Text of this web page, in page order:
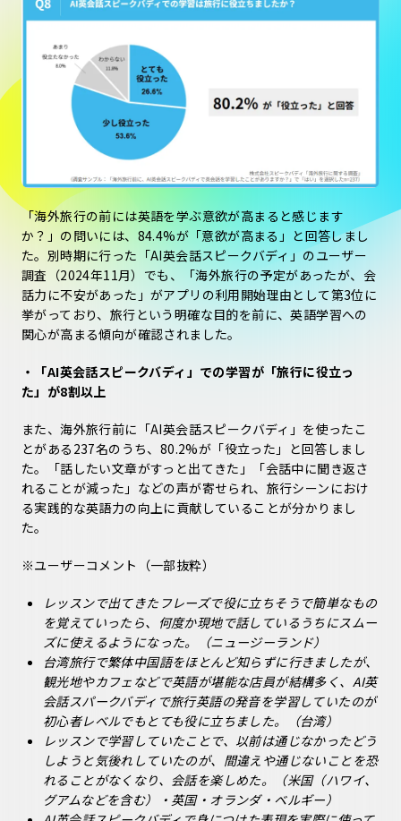
「海外旅行の前には英語を学ぶ意欲が高まると感じます
か？」の問いには、84.4%が「意欲が高まる」と回答しまし
た。別時期に行った「AI英会話スピークバディ」のユーザー
調査（2024年11月）でも、「海外旅行の予定があったが、会
話力に不安があった」がアプリの利用開始理由として第3位に
挙がっており、旅行という明確な目的を前に、英語学習への
関心が高まる傾向が確認されました。
・「AI英会話スピークバディ」での学習が「旅行に役立っ
た」が8割以上
また、海外旅行前に「AI英会話スピークバディ」を使ったこ
とがある237名のうち、80.2%が「役立った」と回答しまし
た。「話したい文章がすっと出てきた」「会話中に聞き返さ
れることが減った」などの声が寄せられ、旅行シーンにおけ
る実践的な英語力の向上に貢献していることが分かりまし
た。
※ユーザーコメント（一部抜粋）
レッスンで出てきたフレーズで役に立ちそうで簡単なもの
を覚えていったら、何度か現地で話しているうちにスムー
ズに使えるようになった。（ニュージーランド）
台湾旅行で繁体中国語をほとんど知らずに行きましたが、
観光地やカフェなどで英語が堪能な店員が結構多く、AI英
会話スパークバディで旅行英語の発音を学習していたのが
初心者レベルでもとても役に立ちました。（台湾）
レッスンで学習していたことで、以前は通じなかったどう
しようと気後れしていたのが、間違えや通じないことを恐
れることがなくなり、会話を楽しめた。（米国（ハワイ、
グアムなどを含む）・英国・オランダ・ベルギー）